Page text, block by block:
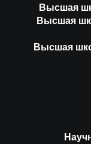
Высшая
Высшая
Высшая